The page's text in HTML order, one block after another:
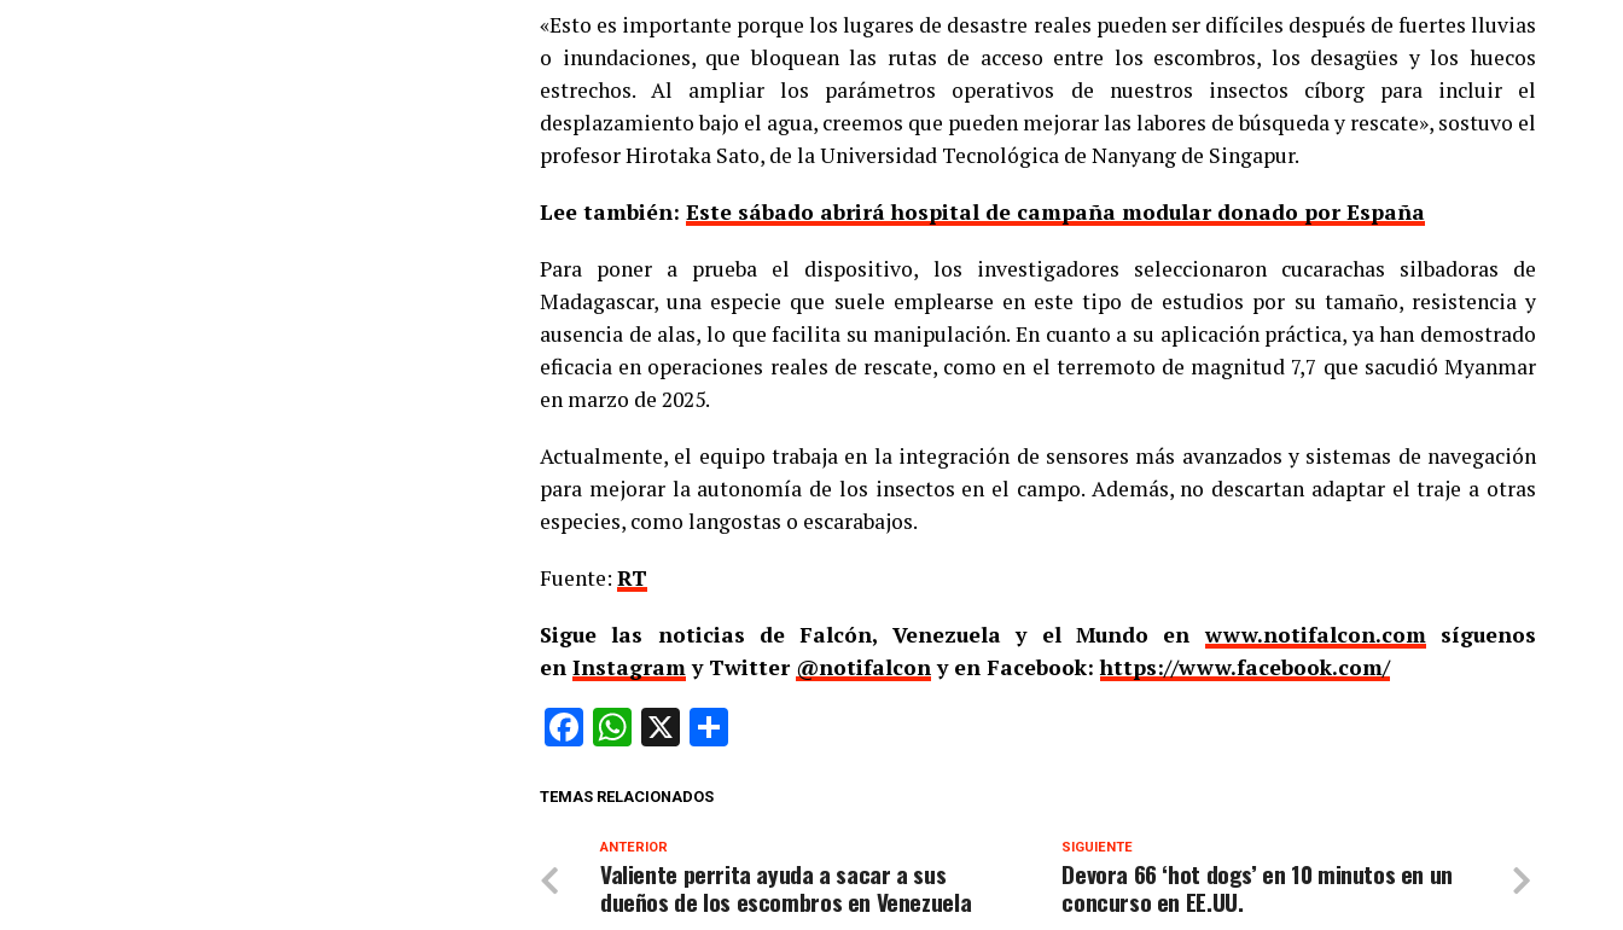
«Esto es importante porque los lugares de desastre reales pueden ser difíciles después de fuertes lluvias
o inundaciones, que bloquean las rutas de acceso entre los escombros, los desagües y los huecos
estrechos. Al ampliar los parámetros operativos de nuestros insectos cíborg para incluir el
desplazamiento bajo el agua, creemos que pueden mejorar las labores de búsqueda y rescate», sostuvo el
profesor Hirotaka Sato, de la Universidad Tecnológica de Nanyang de Singapur.
Lee también: Este sábado abrirá hospital de campaña modular donado por España
Para poner a prueba el dispositivo, los investigadores seleccionaron cucarachas silbadoras de
Madagascar, una especie que suele emplearse en este tipo de estudios por su tamaño, resistencia y
ausencia de alas, lo que facilita su manipulación. En cuanto a su aplicación práctica, ya han demostrado
eficacia en operaciones reales de rescate, como en el terremoto de magnitud 7,7 que sacudió Myanmar
en marzo de 2025.
Actualmente, el equipo trabaja en la integración de sensores más avanzados y sistemas de navegación
para mejorar la autonomía de los insectos en el campo. Además, no descartan adaptar el traje a otras
especies, como langostas o escarabajos.
Fuente: RT
Sigue las noticias de Falcón, Venezuela y el Mundo enwww.notifalcon.comsíguenos
en Instagramy Twitter @notifalcony en Facebook:https://www.facebook.com/
Facebook
WhatsApp
X
TEMAS RELACIONADOS
SIGUIENTE
Devora 66 ‘hot dogs’ en 10 minutos en un
concurso en EE.UU.
ANTERIOR
Valiente perrita ayuda a sacar a sus
dueños de los escombros en Venezuela